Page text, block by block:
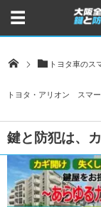
トヨタ車のス
トヨタ・アリオン スマ
鍵と防犯は、